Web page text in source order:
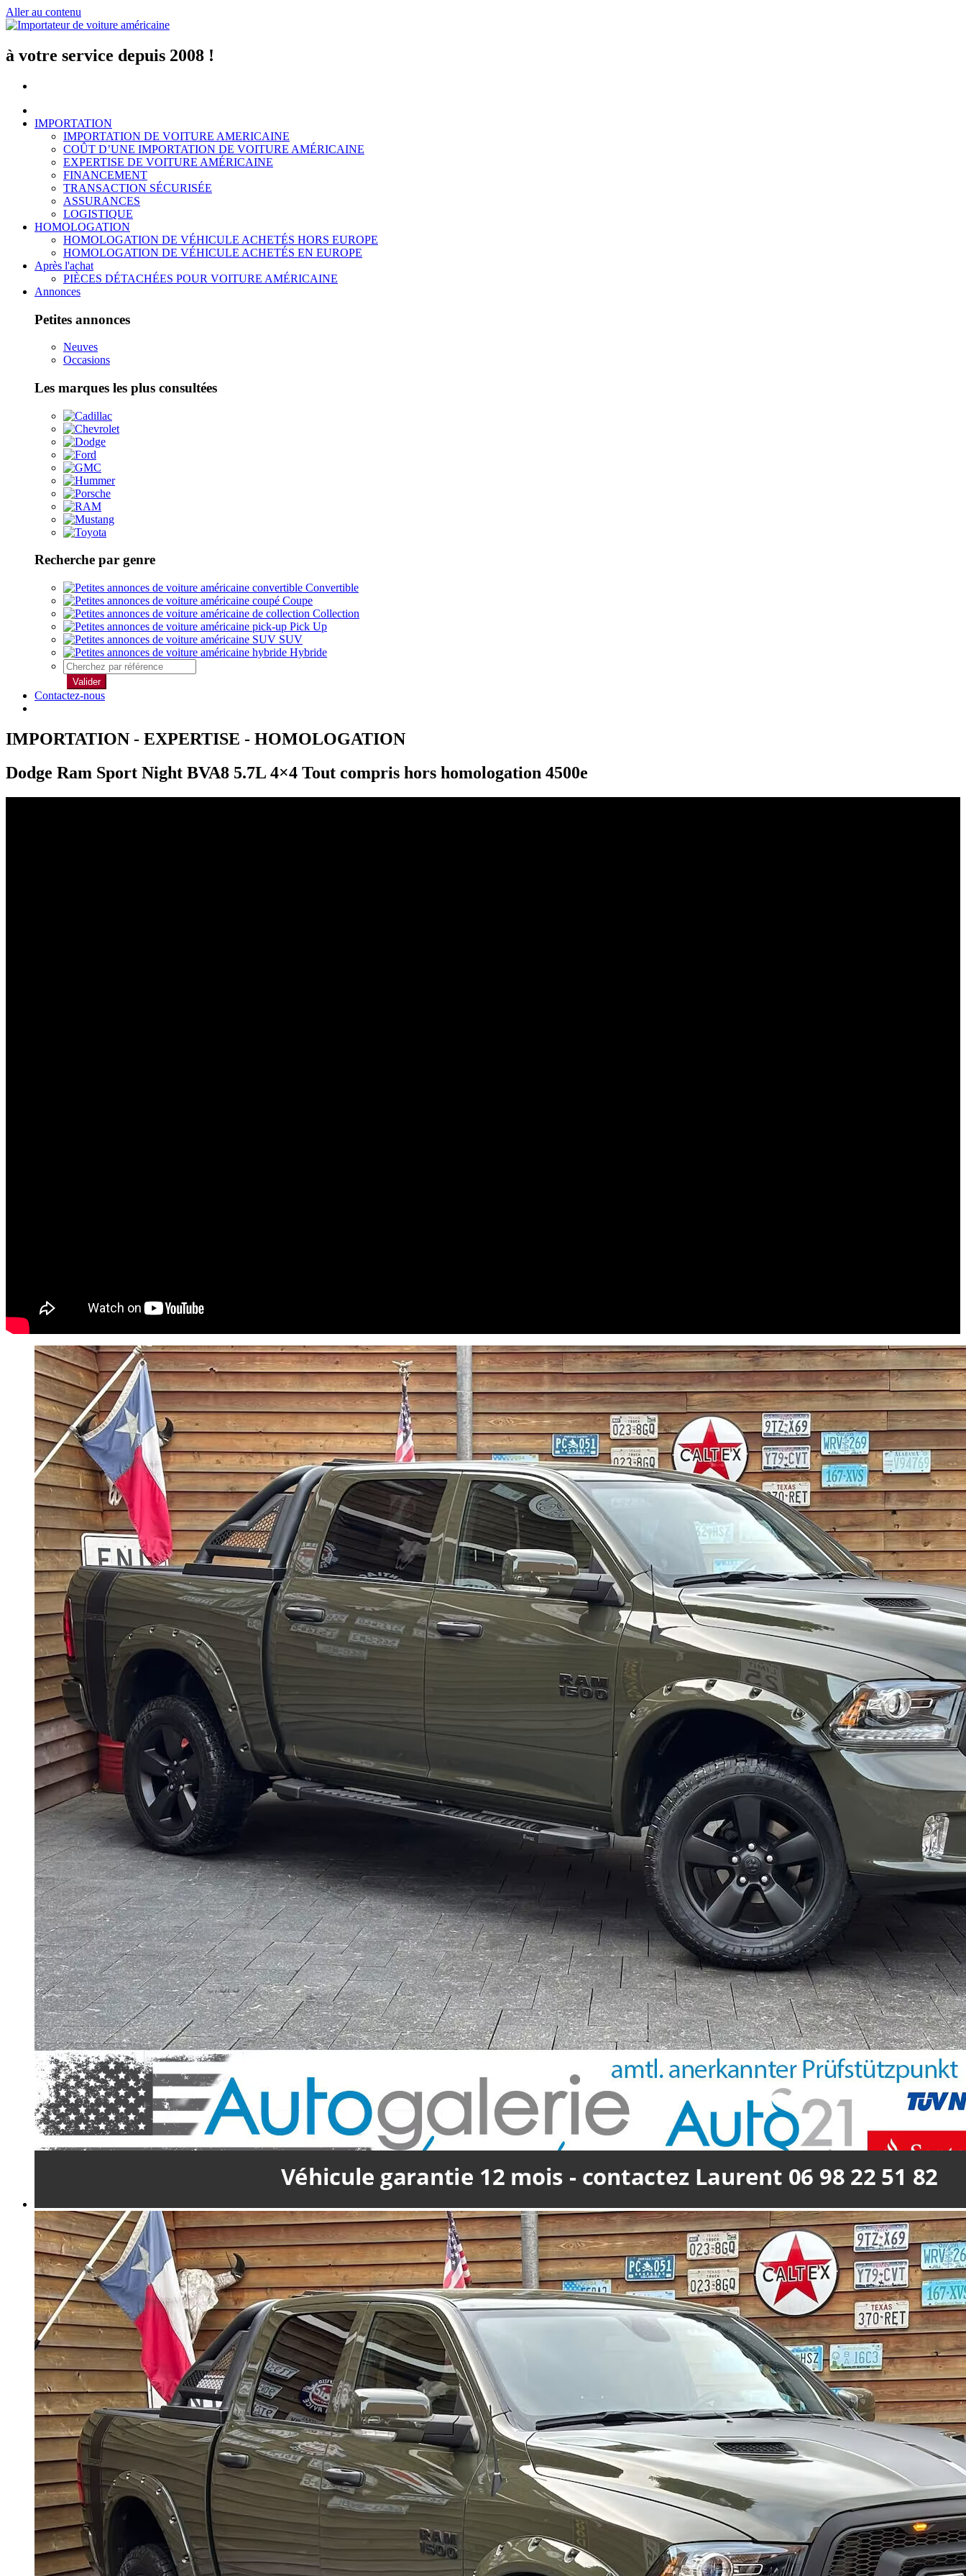
Aller au contenu
à votre service depuis 2008 !
IMPORTATION
IMPORTATION DE VOITURE AMERICAINE
COÛT D’UNE IMPORTATION DE VOITURE AMÉRICAINE
EXPERTISE DE VOITURE AMÉRICAINE
FINANCEMENT
TRANSACTION SÉCURISÉE
ASSURANCES
LOGISTIQUE
HOMOLOGATION
HOMOLOGATION DE VÉHICULE ACHETÉS HORS EUROPE
HOMOLOGATION DE VÉHICULE ACHETÉS EN EUROPE
Après l'achat
PIÈCES DÉTACHÉES POUR VOITURE AMÉRICAINE
Annonces
Petites annonces
Neuves
Occasions
Les marques les plus consultées
Recherche par genre
Convertible
Coupe
Collection
Pick Up
SUV
Hybride
Valider
Contactez-nous
IMPORTATION - EXPERTISE - HOMOLOGATION
Dodge Ram Sport Night BVA8 5.7L 4×4 Tout compris hors homologation 4500e